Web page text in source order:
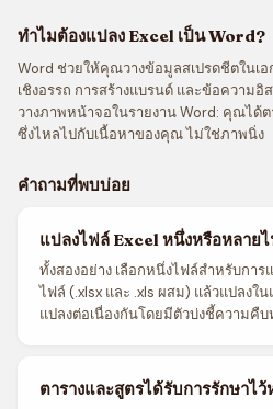
ทำไมต้องแปลง Excel เป็น Word?
Word ช่วยให้คุณวางข้อมูลสเปรดชีตในเ
เชิงอรรถ การสร้างแบรนด์ และข้อความอิ
วางภาพหน้าจอในรายงาน Word: คุณได้
ซึ่งไหลไปกับเนื้อหาของคุณ ไม่ใช่ภาพนิ่ง
คำถามที่พบบ่อย
แปลงไฟล์ Excel หนึ่งหรือหลาย
ทั้งสองอย่าง เลือกหนึ่งไฟล์สำหรับการ
ไฟล์ (.xlsx และ .xls ผสม) แล้วแปลงใ
แปลงต่อเนื่องกันโดยมีตัวบ่งชี้ความคื
ตารางและสูตรได้รับการรักษาไ